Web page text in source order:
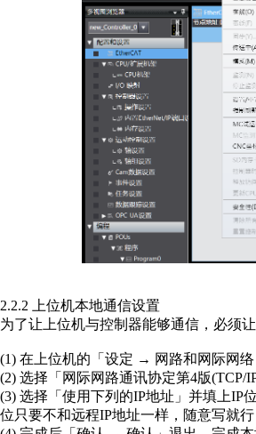
2.2.2 上位机本地通信设置
为了让上位机与控制器能够通信，必须
(1) 在上位机的「设定 → 网路和网际网
(2) 选择「网际网路通讯协定第4版(TCP/
(3) 选择「使用下列的IP地址」并填上IP
位只要不和远程IP地址一样，随意写就